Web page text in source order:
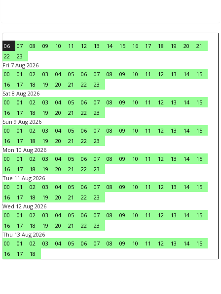
06 07 08 09 10 11 12 13 14 15 16 17 18 19 20
21
22
23
Fri 7 Aug 2026
00
01 02 03 04 05 06 07 08 09 10 11 12 13 14
15
16
17 18 19 20 21 22
23
Sat 8 Aug 2026
00
01 02 03 04 05 06 07 08 09 10 11 12 13 14
15
16
17 18 19 20 21 22
23
Sun 9 Aug 2026
00
01 02 03 04 05 06 07 08 09 10 11 12 13 14
15
16
17 18 19 20 21 22
23
Mon 10 Aug 2026
00
01 02 03 04 05 06 07 08 09 10 11 12 13 14
15
16
17 18 19 20 21 22
23
Tue 11 Aug 2026
00
01 02 03 04 05 06 07 08 09 10 11 12 13 14
15
16
17 18 19 20 21 22
23
Wed 12 Aug 2026
00
01 02 03 04 05 06 07 08 09 10 11 12 13 14
15
16
17 18 19 20 21 22
23
Thu 13 Aug 2026
00
01 02 03 04 05 06 07 08 09 10 11 12 13 14
15
16
17 18